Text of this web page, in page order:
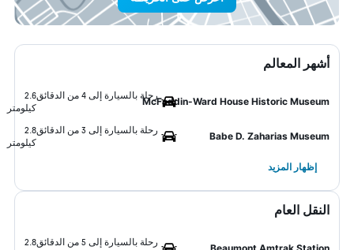
أشهر المعالم
McFaddin-Ward House Historic Museum
رحلة بالسيارة إلى 4 من الدقائق
2.6
كيلومتر
Babe D. Zaharias Museum
رحلة بالسيارة إلى 3 من الدقائق
2.8
كيلومتر
إظهار المزيد
النقل العام
رحلة بالسيارة إلى 5 من الدقائق
2.8